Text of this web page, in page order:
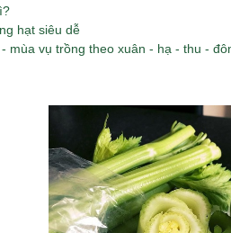
hạt siêu dễ
mùa vụ trồng theo xuân - hạ - thu -